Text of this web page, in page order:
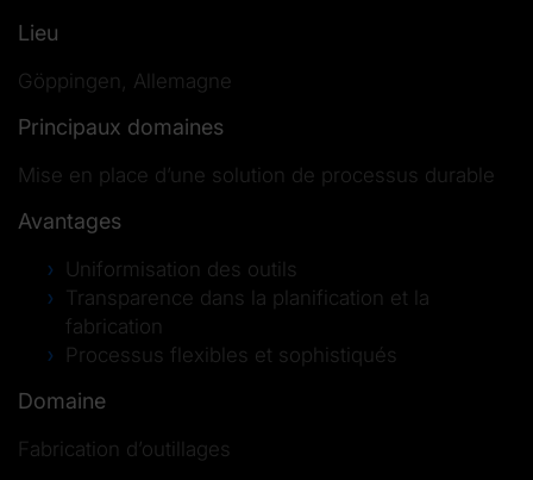
Lieu
Göppingen, Allemagne
Principaux domaines
Mise en place d’une solution de processus durable
Avantages
Uniformisation des outils
Transparence dans la planification et la
fabrication
Processus flexibles et sophistiqués
Domaine
Fabrication d’outillages